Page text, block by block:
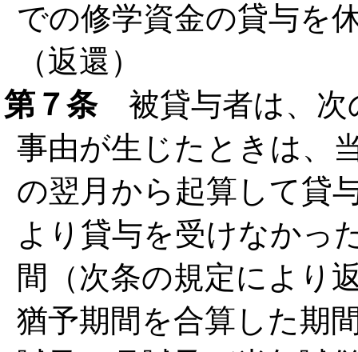
での修学資金の貸与を
（返還）
第７条被貸与者は、次
事由が生じたときは、
の翌月から起算して貸
より貸与を受けなかっ
間（次条の規定により
猶予期間を合算した期